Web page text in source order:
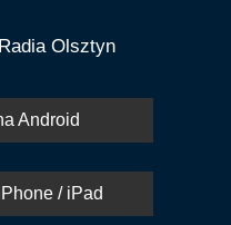
Olsztyn
Android
/ iPad